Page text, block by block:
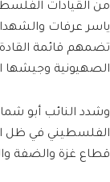
من القيادات
ياسر عرفات
تضمهم قائمة
الصهيونية وجيشها
وشدد النائب أبو
الفلسطيني في ظل
قطاع غزة والضفة